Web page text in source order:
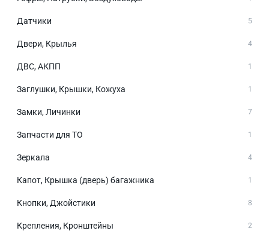
Датчики 5
Двери, Крылья 4
ДВС, АКПП 1
Заглушки, Крышки, Кожуха 1
Замки, Личинки 7
Запчасти для ТО 1
Зеркала 4
Капот, Крышка (дверь) багажника 1
Кнопки, Джойстики 8
Крепления, Кронштейны 2